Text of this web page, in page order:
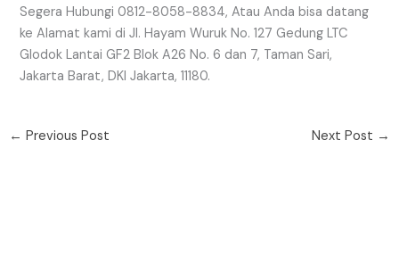
Segera Hubungi 0812-8058-8834, Atau Anda bisa datang
ke Alamat kami di Jl. Hayam Wuruk No. 127 Gedung LTC
Glodok Lantai GF2 Blok A26 No. 6 dan 7, Taman Sari,
Jakarta Barat, DKI Jakarta, 11180.
← Previous Post Next Post →